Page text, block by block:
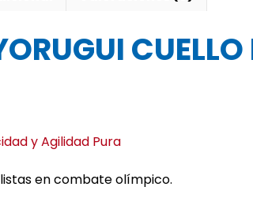
y Agilidad Pura
en combate olímpico.